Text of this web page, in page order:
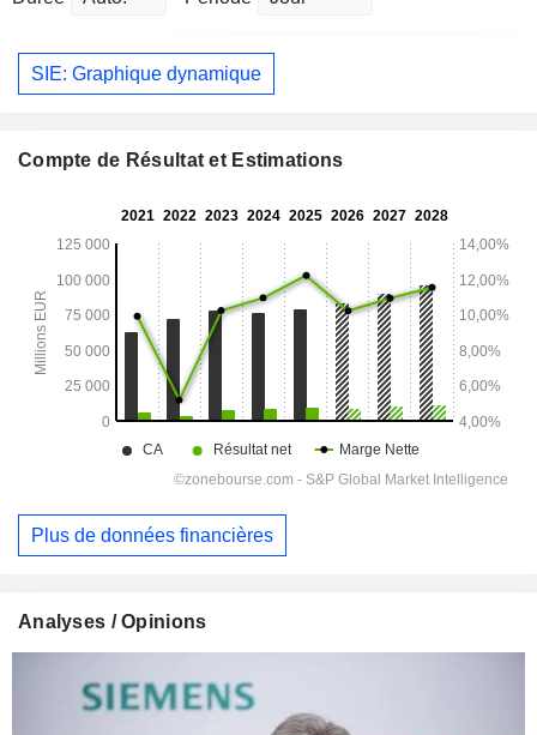
SIE: Graphique dynamique
Compte de Résultat et Estimations
Plus de données financières
Analyses / Opinions